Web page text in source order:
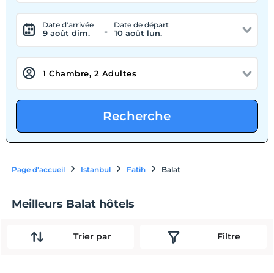
Date d'arrivée
9 août dim. -
Date de départ
10 août lun.
Recherche
Page d'accueil Istanbul Fatih Balat
Meilleurs Balat hôtels
Trier par Filtre